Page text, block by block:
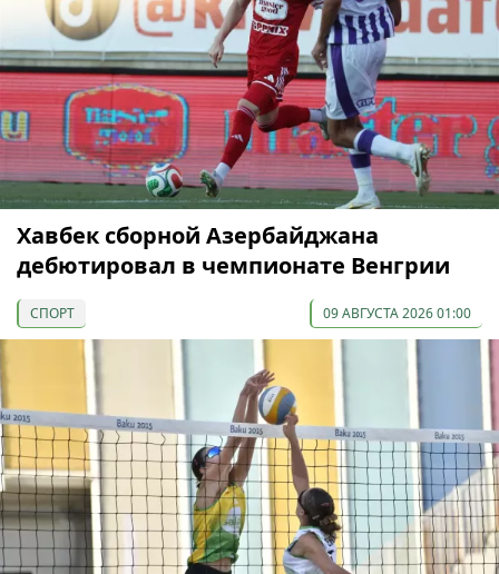
Хавбек сборной Азербайджана
дебютировал в чемпионате Венгрии
СПОРТ 09 АВГУСТА 2026 01:00